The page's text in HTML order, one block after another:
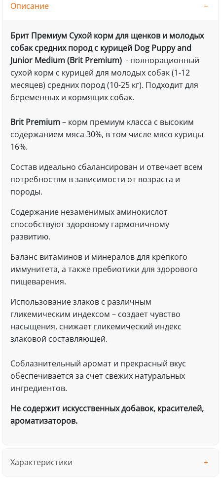
Описание
Брит Премиум Сухой корм для щенков и молодых
собак средних пород с курицей Dog Puppy and
Junior Medium (Brit Premium)- полнорационный
сухой корм с курицей для молодых собак (1-12
месяцев) средних пород (10-25 кг). Подходит для
беременных и кормящих собак.
Brit Premium– корм премиум класса с высоким
содержанием мяса 30%, в том числе мясо курицы
16%.
Состав идеально сбалансирован и отвечает всем
потребностям в зависимости от возраста и
породы.
Содержание незаменимых аминокислот
способствуют здоровому гармоничному
развитию.
Баланс витаминов и минералов для крепкого
иммунитета, а также пребиотики для здорового
пищеварения.
Использование злаков с различным
гликемическим индексом – создает чувство
насыщения, снижает гликемический индекс
злаковой составляющей.
Соблазнительный аромат и прекрасный вкус
обеспечивается за счет свежих натуральных
ингредиентов.
Не содержит искусственных добавок, красителей,
ароматизаторов.
Характеристики